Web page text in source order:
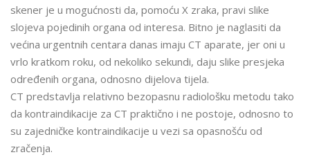
skener je u mogućnosti da, pomoću X zraka, pravi slike
slojeva pojedinih organa od interesa. Bitno je naglasiti da
većina urgentnih centara danas imaju CT aparate, jer oni u
vrlo kratkom roku, od nekoliko sekundi, daju slike presjeka
određenih organa, odnosno dijelova tijela.
CT predstavlja relativno bezopasnu radiološku metodu tako
da kontraindikacije za CT praktično i ne postoje, odnosno to
su zajedničke kontraindikacije u vezi sa opasnošću od
zračenja.